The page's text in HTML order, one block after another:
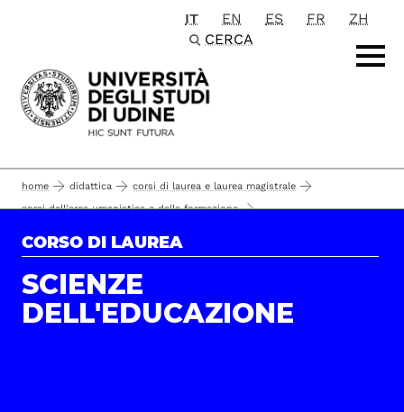
Passa al contenuto principale
IT EN ES FR
ZH
CERCA
home didattica
corsi di laurea e laurea magistrale
corsi dell'area umanistica e della formazione
scienze dell'educazione iscrizione come immatricolarsi
CORSO DI LAUREA
SCIENZE
DELL'EDUCAZIONE